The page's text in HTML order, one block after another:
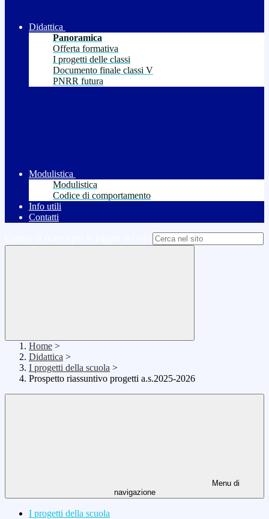
Didattica
Panoramica
Offerta formativa
I progetti delle classi
Documento finale classi V
PNRR futura
Modulistica
Modulistica
Codice di comportamento
Info utili
Contatti
Home >
Didattica >
I progetti della scuola >
Prospetto riassuntivo progetti a.s.2025-2026
Menu di
navigazione
I progetti della scuola